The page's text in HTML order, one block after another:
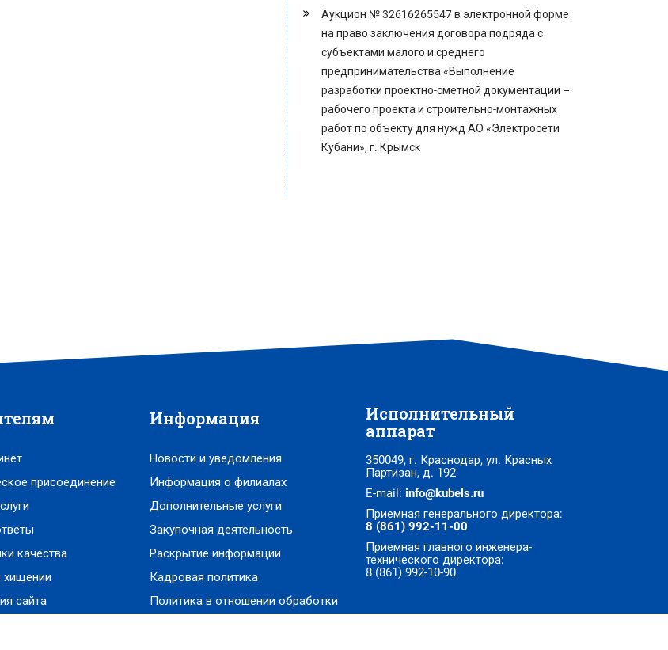
Аукцион № 32616265547 в электронной форме
на право заключения договора подряда с
субъектами малого и среднего
предпринимательства «Выполнение
разработки проектно-сметной документации –
рабочего проекта и строительно-монтажных
работ по объекту для нужд АО «Электросети
Кубани», г. Крымск
присоединение
качества
сайта
Информация
Новости и уведомления
Информация о филиалах
Дополнительные услуги
Закупочная деятельность
Раскрытие информации
Кадровая политика
Политика в отношении обработки
Исполнительный
аппарат
350049, г. Краснодар, ул. Красных
Партизан, д. 192
E-mail:info@kubels.ru
Приемная генерального директора:
8 (861) 992-11-00
Приемная главного инженера-
технического директора:
8 (861) 992-10-90